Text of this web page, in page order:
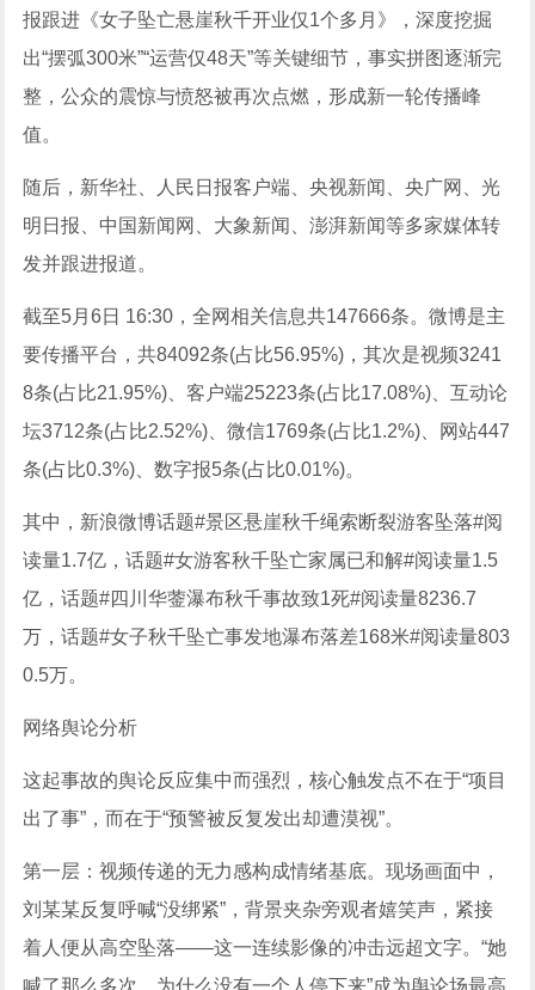
报跟进《女子坠亡悬崖秋千开业仅1个多月》，深度挖掘
出“摆弧300米”“运营仅48天”等关键细节，事实拼图逐渐完
整，公众的震惊与愤怒被再次点燃，形成新一轮传播峰
值。
随后，新华社、人民日报客户端、央视新闻、央广网、光
明日报、中国新闻网、大象新闻、澎湃新闻等多家媒体转
发并跟进报道。
截至5月6日 16:30，全网相关信息共147666条。微博是主
要传播平台，共84092条(占比56.95%)，其次是视频3241
8条(占比21.95%)、客户端25223条(占比17.08%)、互动论
坛3712条(占比2.52%)、微信1769条(占比1.2%)、网站447
条(占比0.3%)、数字报5条(占比0.01%)。
其中，新浪微博话题#景区悬崖秋千绳索断裂游客坠落#阅
读量1.7亿，话题#女游客秋千坠亡家属已和解#阅读量1.5
亿，话题#四川华蓥瀑布秋千事故致1死#阅读量8236.7
万，话题#女子秋千坠亡事发地瀑布落差168米#阅读量803
0.5万。
网络舆论分析
这起事故的舆论反应集中而强烈，核心触发点不在于“项目
出了事”，而在于“预警被反复发出却遭漠视”。
第一层：视频传递的无力感构成情绪基底。现场画面中，
刘某某反复呼喊“没绑紧”，背景夹杂旁观者嬉笑声，紧接
着人便从高空坠落——这一连续影像的冲击远超文字。“她
喊了那么多次，为什么没有一个人停下来”成为舆论场最高